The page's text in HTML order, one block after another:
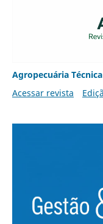
Agropecuária Técnica
Acessar revista